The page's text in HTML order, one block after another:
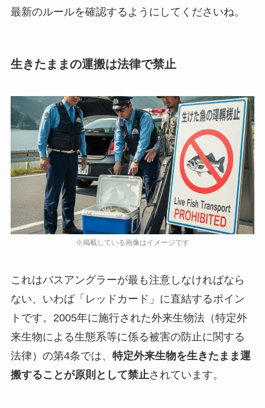
最新のルールを確認するようにしてくださいね。
生きたままの運搬は法律で禁止
これはバスアングラーが最も注意しなければなら
ない、いわば「レッドカード」に直結するポイン
トです。2005年に施行された外来生物法（特定外
来生物による生態系等に係る被害の防止に関する
法律）の第4条では、 特定外来生物を生きたまま運
搬することが原則として禁止されています。